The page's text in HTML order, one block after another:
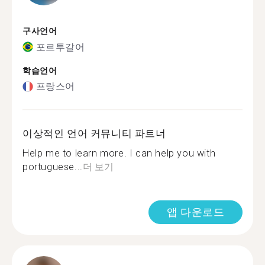
구사언어
포르투갈어
학습언어
프랑스어
이상적인 언어 커뮤니티 파트너
Help me to learn more. I can help you with
portuguese...더 보기
앱 다운로드